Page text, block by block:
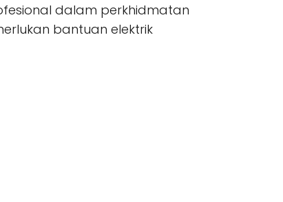
dalam perkhidmatan
bantuan elektrik